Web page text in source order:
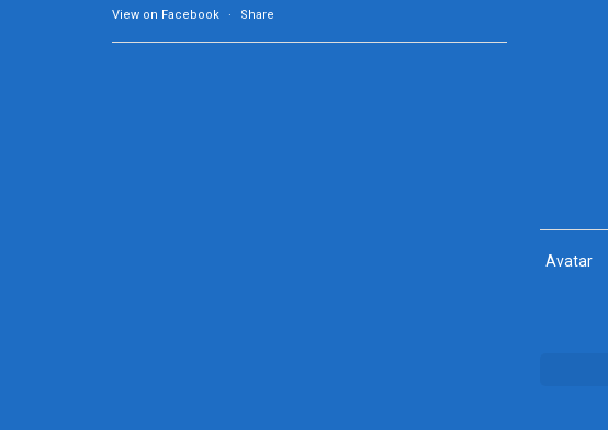
View on Facebook · Share
Avatar